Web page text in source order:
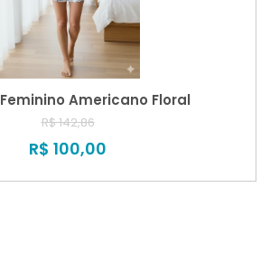
Americano Floral
R$ 142,86
R$ 100,00